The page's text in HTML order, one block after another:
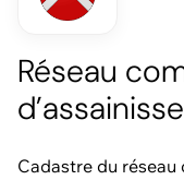
Réseau
Cadastre du réseau